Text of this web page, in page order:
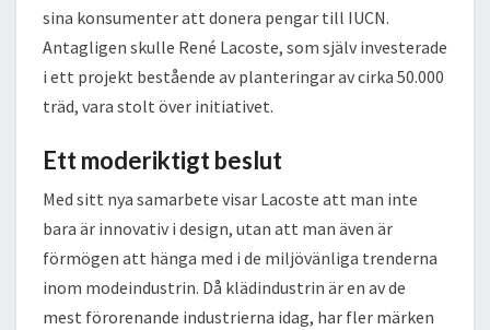
sina konsumenter att donera pengar till IUCN.
Antagligen skulle René Lacoste, som själv investerade
i ett projekt bestående av planteringar av cirka 50.000
träd, vara stolt över initiativet.
Ett moderiktigt beslut
Med sitt nya samarbete visar Lacoste att man inte
bara är innovativ i design, utan att man även är
förmögen att hänga med i de miljövänliga trenderna
inom modeindustrin. Då klädindustrin är en av de
mest förorenande industrierna idag, har fler märken